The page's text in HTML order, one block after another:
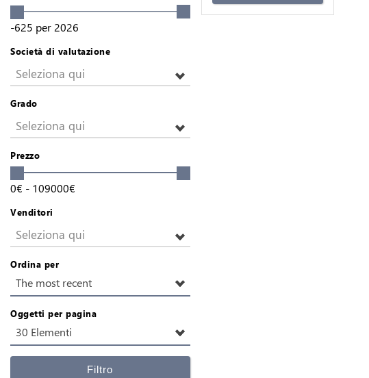
-625 per 2026
Società di valutazione
Seleziona qui
Grado
Seleziona qui
Prezzo
0€ - 109000€
Venditori
Seleziona qui
Ordina per
The most recent
Oggetti per pagina
30 Elementi
Filtro